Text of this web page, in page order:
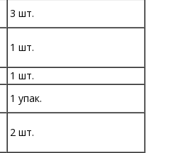
3 шт.
1 шт.
1 шт.
1 упак.
2 шт.